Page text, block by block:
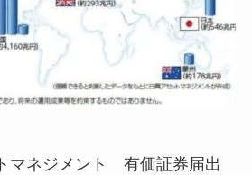
マネジメント 有価証券届出